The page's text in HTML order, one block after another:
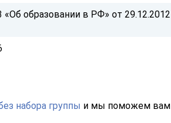
образовании в РФ» от 29.12.2012
набора группы и мы поможем вам